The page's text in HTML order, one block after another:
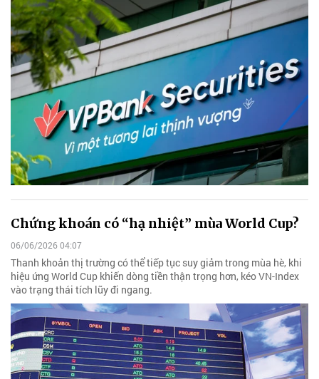
Chứng khoán có “hạ nhiệt” mùa World Cup?
06/06/2026 04:07
Thanh khoản thị trường có thể tiếp tục suy giảm trong mùa hè, khi
hiệu ứng World Cup khiến dòng tiền thận trọng hơn, kéo VN-Index
vào trạng thái tích lũy đi ngang.